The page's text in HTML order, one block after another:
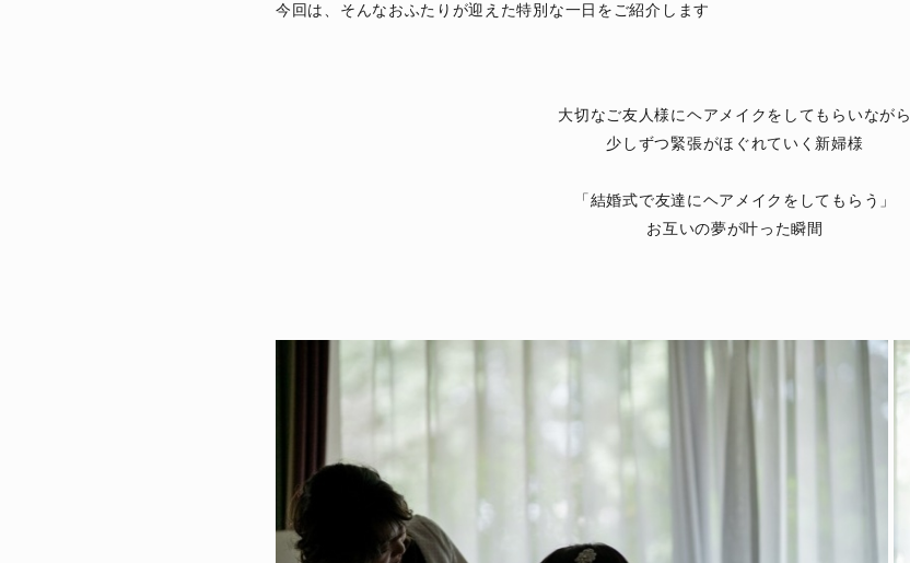
今回は、そんなおふたりが迎えた特別な一日をご紹介します
大切なご友人様にヘアメイクをしてもらいながら
少しずつ緊張がほぐれていく新婦様
「結婚式で友達にヘアメイクをしてもらう」
お互いの夢が叶った瞬間